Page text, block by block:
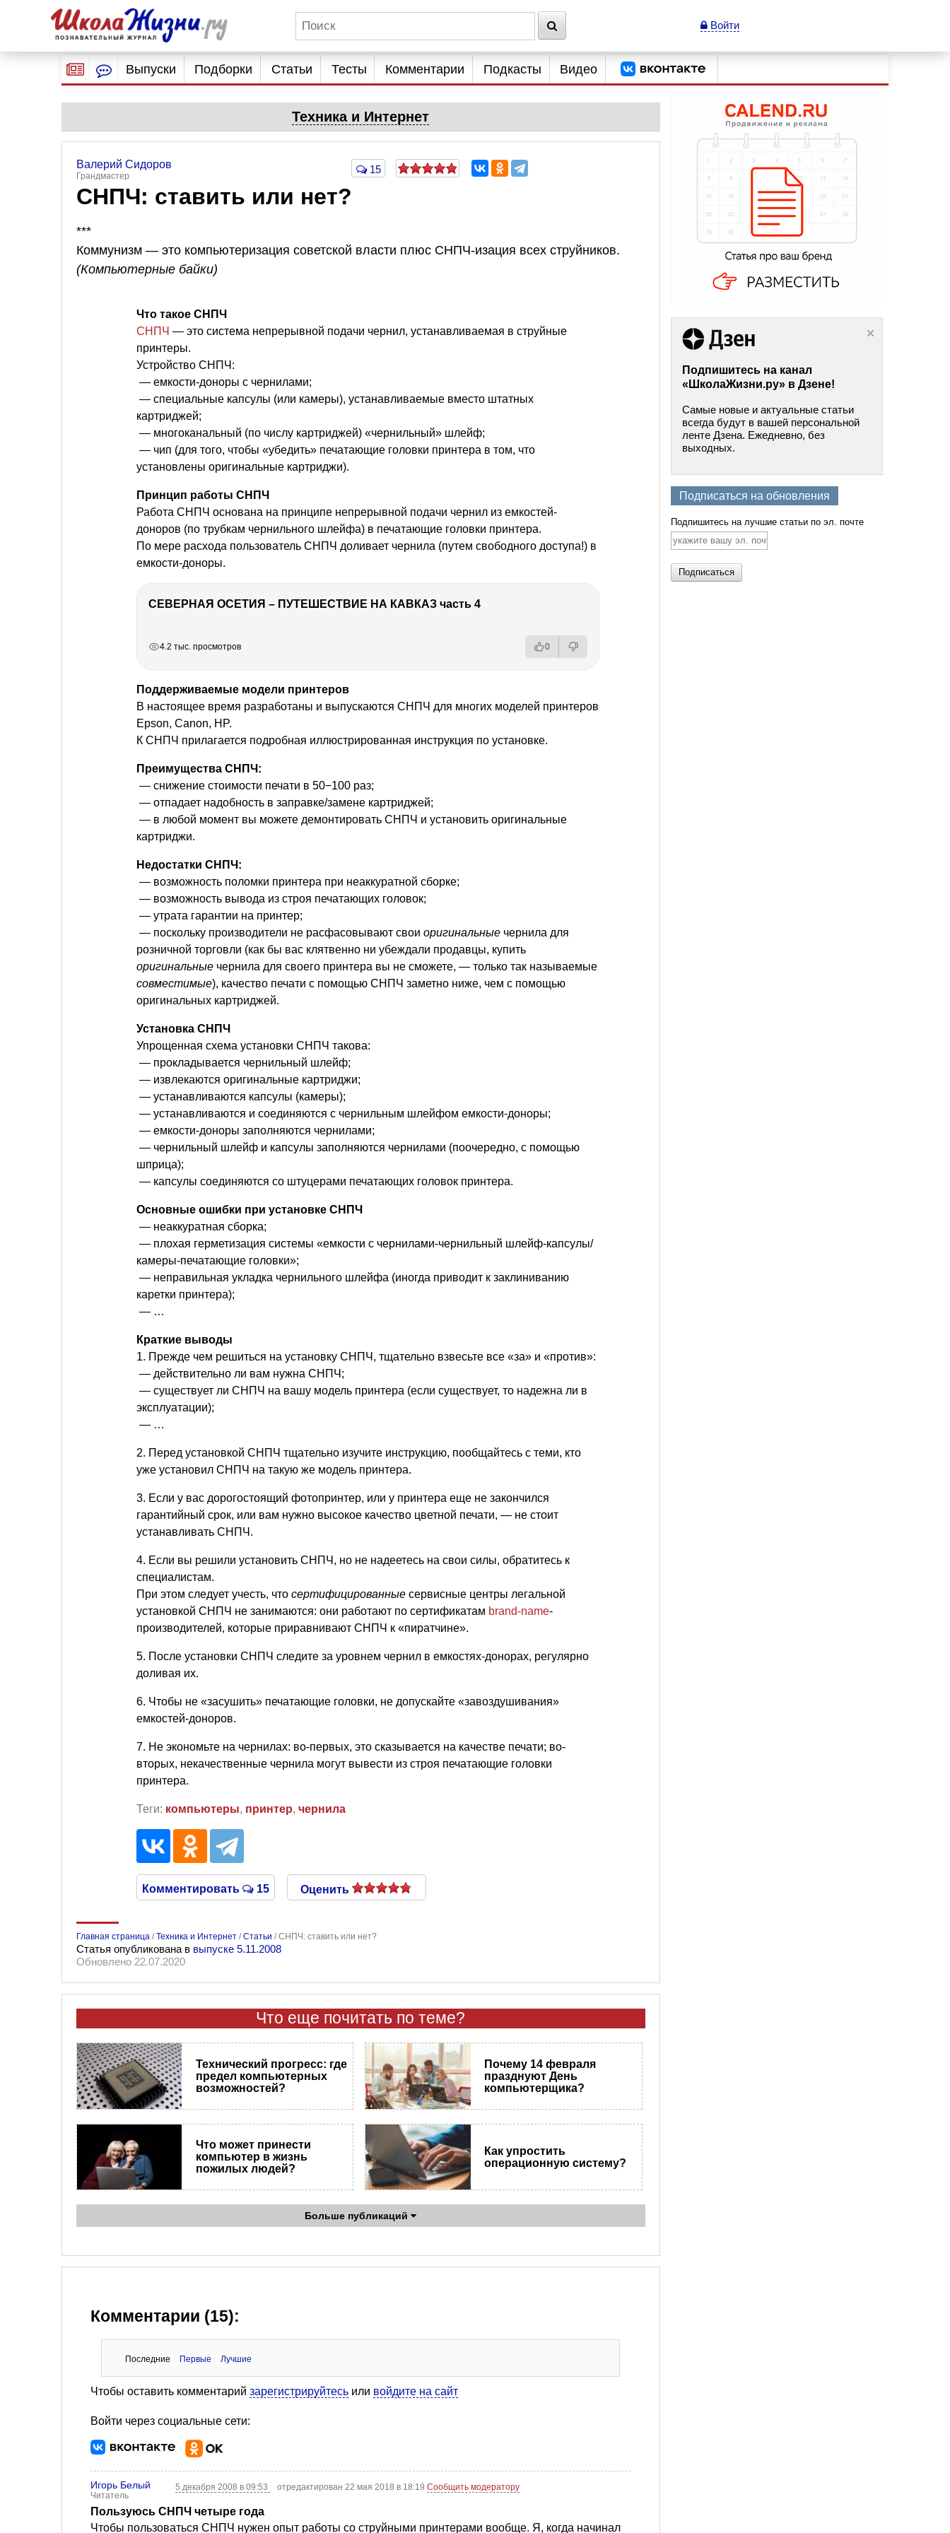
Войти
Выпуски Подборки Статьи Тесты Комментарии Подкасты Видео
Техника и Интернет
Валерий Сидоров
Грандмастер
15
СНПЧ: ставить или нет?
***
Коммунизм — это компьютеризация советской власти плюс СНПЧ-изация всех струйников.
(Компьютерные байки)
Что такое СНПЧ
СНПЧ — это система непрерывной подачи чернил, устанавливаемая в струйные
принтеры.
Устройство СНПЧ:
— емкости-доноры с чернилами;
— специальные капсулы (или камеры), устанавливаемые вместо штатных
картриджей;
— многоканальный (по числу картриджей) «чернильный» шлейф;
— чип (для того, чтобы «убедить» печатающие головки принтера в том, что
установлены оригинальные картриджи).
Принцип работы СНПЧ
Работа СНПЧ основана на принципе непрерывной подачи чернил из емкостей-
доноров (по трубкам чернильного шлейфа) в печатающие головки принтера.
По мере расхода пользователь СНПЧ доливает чернила (путем свободного доступа!) в
емкости-доноры.
СЕВЕРНАЯ ОСЕТИЯ – ПУТЕШЕСТВИЕ НА КАВКАЗ часть 4
4.2 тыс. просмотров 0
Поддерживаемые модели принтеров
В настоящее время разработаны и выпускаются СНПЧ для многих моделей принтеров
Epson, Canon, HP.
К СНПЧ прилагается подробная иллюстрированная инструкция по установке.
Преимущества СНПЧ:
— снижение стоимости печати в 50−100 раз;
— отпадает надобность в заправке/замене картриджей;
— в любой момент вы можете демонтировать СНПЧ и установить оригинальные
картриджи.
Недостатки СНПЧ:
— возможность поломки принтера при неаккуратной сборке;
— возможность вывода из строя печатающих головок;
— утрата гарантии на принтер;
— поскольку производители не расфасовывают свои оригинальные чернила для
розничной торговли (как бы вас клятвенно ни убеждали продавцы, купить
оригинальные чернила для своего принтера вы не сможете, — только так называемые
совместимые), качество печати с помощью СНПЧ заметно ниже, чем с помощью
оригинальных картриджей.
Установка СНПЧ
Упрощенная схема установки СНПЧ такова:
— прокладывается чернильный шлейф;
— извлекаются оригинальные картриджи;
— устанавливаются капсулы (камеры);
— устанавливаются и соединяются с чернильным шлейфом емкости-доноры;
— емкости-доноры заполняются чернилами;
— чернильный шлейф и капсулы заполняются чернилами (поочередно, с помощью
шприца);
— капсулы соединяются со штуцерами печатающих головок принтера.
Основные ошибки при установке СНПЧ
— неаккуратная сборка;
— плохая герметизация системы «емкости с чернилами-чернильный шлейф-капсулы/
камеры-печатающие головки»;
— неправильная укладка чернильного шлейфа (иногда приводит к заклиниванию
каретки принтера);
— …
Краткие выводы
1. Прежде чем решиться на установку СНПЧ, тщательно взвесьте все «за» и «против»:
— действительно ли вам нужна СНПЧ;
— существует ли СНПЧ на вашу модель принтера (если существует, то надежна ли в
эксплуатации);
— …
2. Перед установкой СНПЧ тщательно изучите инструкцию, пообщайтесь с теми, кто
уже установил СНПЧ на такую же модель принтера.
3. Если у вас дорогостоящий фотопринтер, или у принтера еще не закончился
гарантийный срок, или вам нужно высокое качество цветной печати, — не стоит
устанавливать СНПЧ.
4. Если вы решили установить СНПЧ, но не надеетесь на свои силы, обратитесь к
специалистам.
При этом следует учесть, что сертифицированные сервисные центры легальной
установкой СНПЧ не занимаются: они работают по сертификатам brand-name-
производителей, которые приравнивают СНПЧ к «пиратчине».
5. После установки СНПЧ следите за уровнем чернил в емкостях-донорах, регулярно
доливая их.
6. Чтобы не «засушить» печатающие головки, не допускайте «завоздушивания»
емкостей-доноров.
7. Не экономьте на чернилах: во-первых, это сказывается на качестве печати; во-
вторых, некачественные чернила могут вывести из строя печатающие головки
принтера.
Теги: компьютеры, принтер, чернила
Комментировать 15 Оценить
Главная страница /Техника и Интернет /Статьи /СНПЧ: ставить или нет?
Статья опубликована в выпуске 5.11.2008
Обновлено 22.07.2020
Что еще почитать по теме?
Технический прогресс: где
предел компьютерных
возможностей?
Почему 14 февраля
празднуют День
компьютерщика?
Что может принести
компьютер в жизнь
пожилых людей?
Как упростить
операционную систему?
Больше публикаций
Комментарии (15):
Последние Первые Лучшие
Чтобы оставить комментарий зарегистрируйтесь или войдите на сайт
Войти через социальные сети:
Игорь Белый
Читатель
5 декабря 2008 в 09:53 отредактирован 22 мая 2018 в 18:19Сообщить модератору
Пользуюсь СНПЧ четыре года
Чтобы пользоваться СНПЧ нужен опыт работы со струйными принтерами вообще. Я, когда начинал
Подпишитесь на канал
«ШколаЖизни.ру» в Дзене!
Самые новые и актуальные статьи
всегда будут в вашей персональной
ленте Дзена. Ежедневно, без
выходных.
Подписаться на обновления
Подпишитесь на лучшие статьи по эл. почте